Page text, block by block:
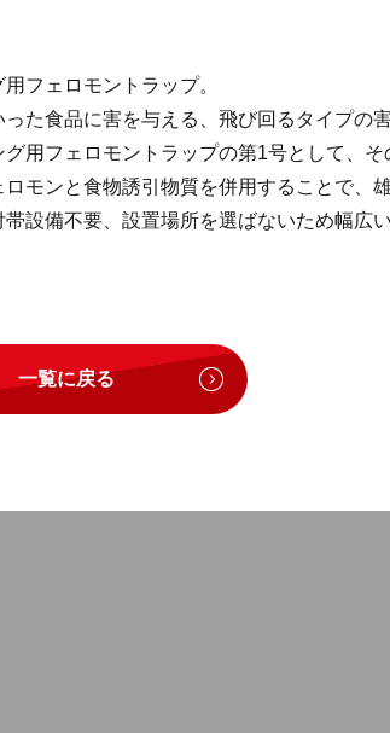
フェロモントラップ。
た食品に害を与える、飛び回るタイプの
用フェロモントラップの第1号として、そ
モンと食物誘引物質を併用することで、
設備不要、設置場所を選ばないため幅広
一覧に戻る